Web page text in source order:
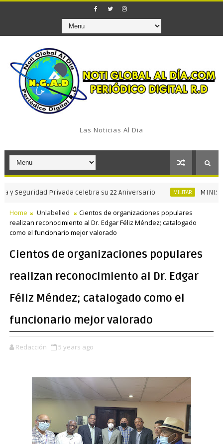
Las Noticias Al Dia
Privada celebra su 22 Aniversario MILITAR MINISTRO DE
Home Unlabelled
Cientos de organizaciones populares
realizan reconocimiento al Dr. Edgar Féliz Méndez; catalogado
como el funcionario mejor valorado
Cientos de organizaciones populares
realizan reconocimiento al Dr. Edgar
Féliz Méndez; catalogado como el
funcionario mejor valorado
Redacción 5 years ago